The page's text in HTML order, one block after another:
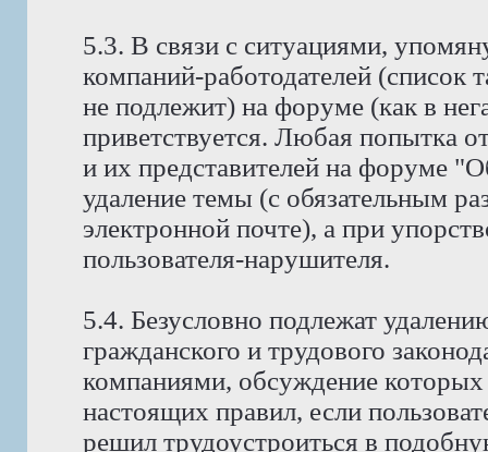
5.3. В связи с ситуациями,
компаний-работодателей (список
не подлежит) на форуме (как в
приветствуется. Любая попытка
и их представителей на форуме
удаление темы (с обязательным
электронной почте), а при
пользователя-нарушителя.
5.4. Безусловно подлежат
гражданского и трудового
компаниями, обсуждение
настоящих правил, если
решил трудоустроиться в